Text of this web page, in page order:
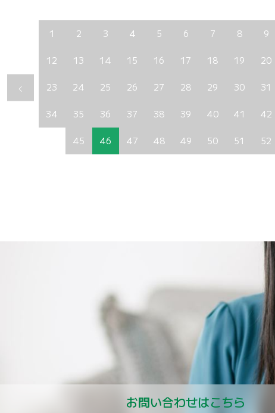
1 2 3 4 5 6 7 8 9
12 13 14 15 16 17 18 19 20
23 24 25 26 27 28 29 30 31
34 35 36 37 38 39 40 41 42
45 46 47 48 49 50 51 52
お問い合わせはこちら